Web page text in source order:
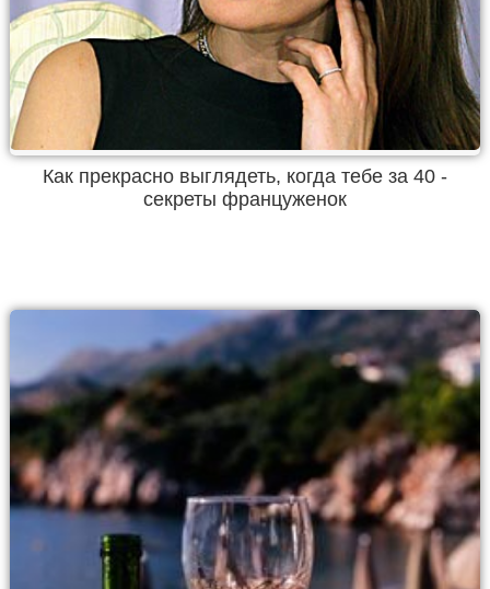
Как прекрасно выглядеть, когда тебе за 40 -
секреты француженок